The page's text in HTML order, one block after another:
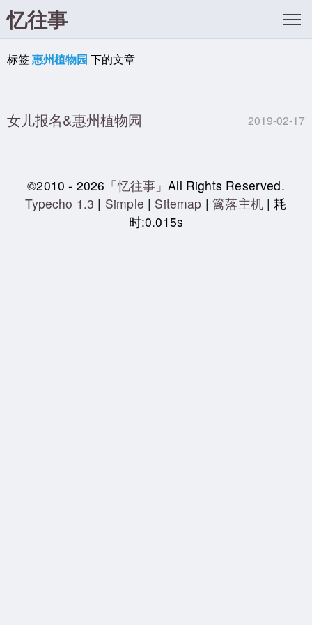
忆往事
标签惠州植物园 下的文章
女儿报名&惠州植物园 2019-02-17
©2010 - 2026 「忆往事」All Rights Reserved.
Typecho 1.3 | Simple | Sitemap |篱落主机| 耗
时:0.015s